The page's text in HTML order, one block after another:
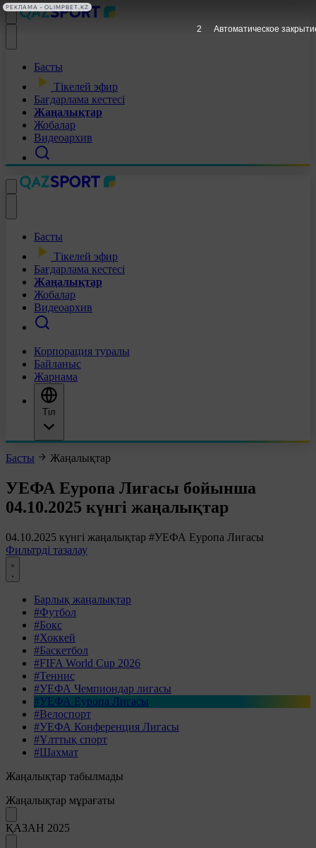
Басты
Тікелей эфир
Бағдарлама кестесі
Жаңалықтар
Жобалар
Видеоархив
Басты
Тікелей эфир
Бағдарлама кестесі
Жаңалықтар
Жобалар
Видеоархив
Корпорация туралы
Байланыс
Жарнама
Тіл
Басты Жаңалықтар
УЕФА Еуропа Лигасы бойынша
04.10.2025 күнгі жаңалықтар
04.10.2025 күнгі жаңалықтар #УЕФА Еуропа Лигасы
Фильтрді тазалау
Барлық жаңалықтар
#Футбол
#Бокс
#Хоккей
#Баскетбол
#FIFA World Cup 2026
#Теннис
#УЕФА Чемпиондар лигасы
#УЕФА Еуропа Лигасы
#Велоспорт
#УЕФА Конференция Лигасы
#Ұлттық спорт
#Шахмат
Жаңалықтар табылмады
Жаңалықтар мұрағаты
ҚАЗАН 2025
1 Автоматическое
РЕКЛАМА • OLIMPBET.KZ